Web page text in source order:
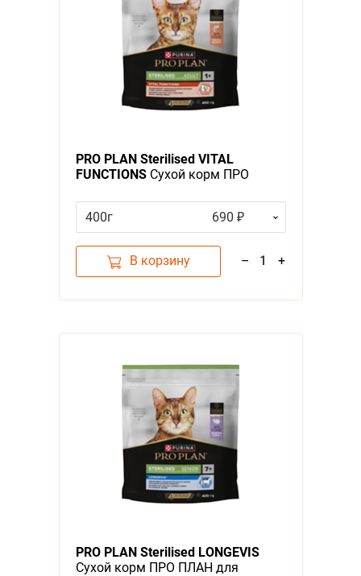
PRO PLAN Sterilised VITAL
FUNCTIONSСухой корм ПРО
Стерилизованных кошек для
поддержания здоровья почек
после стерилизации, для мозга и
иммунитета с высоким
содержанием Лосося
400г 690 ₽
В корзину – 1 +
PRO PLAN Sterilised LONGEVIS
Сухой корм ПРО ПЛАН для